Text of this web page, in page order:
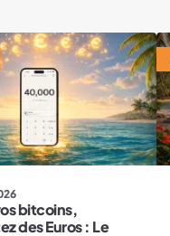
bitcoins,
des Euros : Le